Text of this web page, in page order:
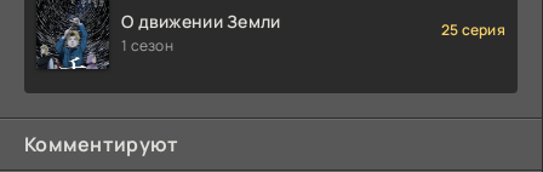
О движении Земли
1 сезон
25 серия
Комментируют